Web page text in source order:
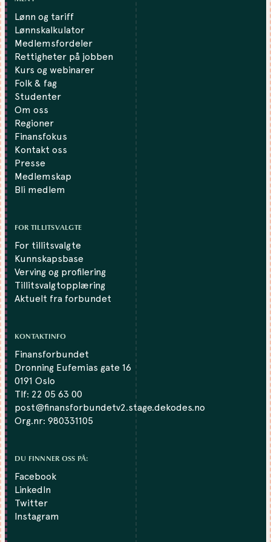
Lønn og tariff
Lønnskalkulator
Medlemsfordeler
Rettigheter på jobben
Kurs og webinarer
Folk & fag
Studenter
Om oss
Regioner
Finansfokus
Kontakt oss
Presse
Medlemskap
Bli medlem
FOR TILLITSVALGTE
For tillitsvalgte
Kunnskapsbase
Verving og profilering
Tillitsvalgtopplæring
Aktuelt fra forbundet
KONTAKTINFO
Finansforbundet
Dronning Eufemias gate 16
0191 Oslo
Tlf: 22 05 63 00
post@finansforbundetv2.stage.dekodes.no
Org.nr: 980331105
DU FINNNER OSS PÅ:
Facebook
LinkedIn
Twitter
Instagram